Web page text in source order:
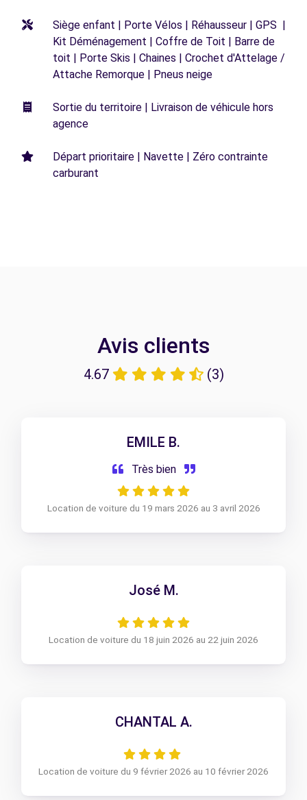
Siège enfant | Porte Vélos | Réhausseur | GPS |
Kit Déménagement | Coffre de Toit | Barre de
toit | Porte Skis | Chaines | Crochet d'Attelage /
Attache Remorque | Pneus neige
Sortie du territoire | Livraison de véhicule hors
agence
Départ prioritaire | Navette | Zéro contrainte
carburant
Avis clients
4.67 (3)
EMILE B.
Très bien
Location de voiture du 19 mars 2026 au 3 avril 2026
José M.
Location de voiture du 18 juin 2026 au 22 juin 2026
CHANTAL A.
Location de voiture du 9 février 2026 au 10 février 2026